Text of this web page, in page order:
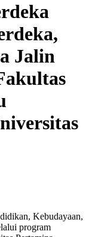
Jalin
Kebudayaan,
program